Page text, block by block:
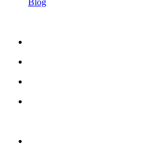
Blog